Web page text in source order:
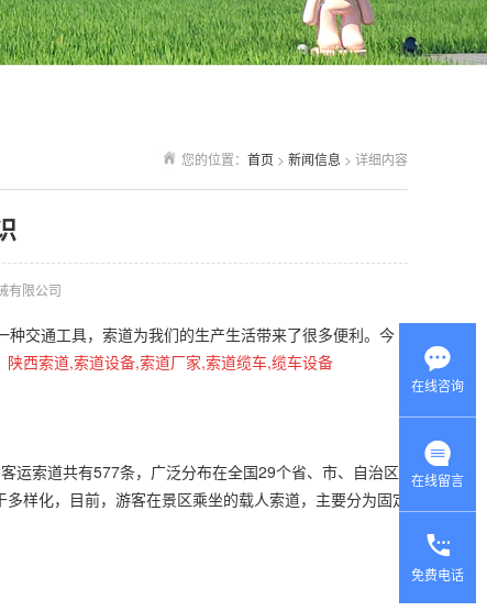
您的位置： 首页 > 新闻信息 > 详细内容
有限公司
交通工具，索道为我们的生产生活带来了很多便利。今
陕西索道,索道设备,索道厂家,索道缆车,缆车设备
运索道共有577条，广泛分布在全国29个省、市、自治区
样化，目前，游客在景区乘坐的载人索道，主要分为固定
在线咨询
在线留言
免费电话